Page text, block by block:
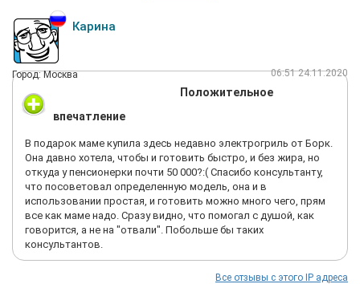
Карина
Город: Москва 06:51 24.11.2020
Положительное
впечатление
В подарок маме купила здесь недавно электрогриль от Борк.
Она давно хотела, чтобы и готовить быстро, и без жира, но
откуда у пенсионерки почти 50 000?:( Спасибо консультанту,
что посоветовал определенную модель, она и в
использовании простая, и готовить можно много чего, прям
все как маме надо. Сразу видно, что помогал с душой, как
говорится, а не на "отвали". Побольше бы таких
консультантов.
Все отзывы с этого IP адреса